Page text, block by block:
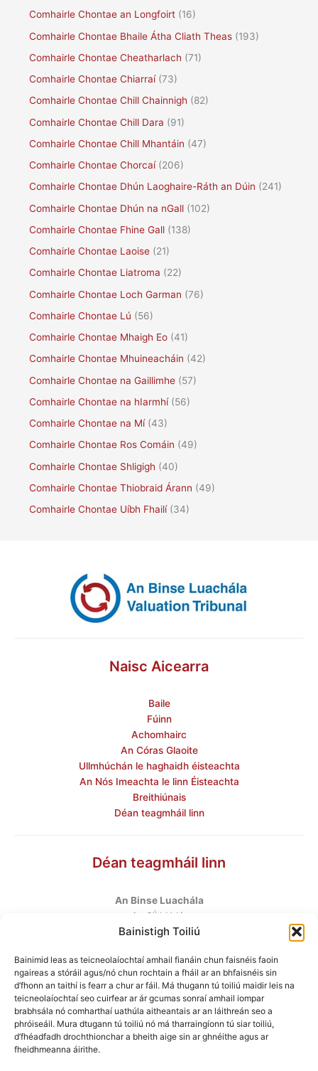
Bainistigh Toiliú
Bainimid leas as teicneolaíochtaí amhail fianáin chun faisnéis faoin
ngaireas a stóráil agus/nó chun rochtain a fháil ar an bhfaisnéis sin
d’fhonn an taithí is fearr a chur ar fáil. Má thugann tú toiliú maidir leis na
teicneolaíochtaí seo cuirfear ar ár gcumas sonraí amhail iompar
brabhsála nó comharthaí uathúla aitheantais ar an láithreán seo a
phróiseáil. Mura dtugann tú toiliú nó má tharraingíonn tú siar toiliú,
d’fhéadfadh drochthionchar a bheith aige sin ar ghnéithe agus ar
fheidhmeanna áirithe.
Comhairle Chontae an Longfoirt (16)
Comhairle Chontae Bhaile Átha Cliath Theas (193)
Comhairle Chontae Cheatharlach (71)
Comhairle Chontae Chiarraí(73)
Comhairle Chontae Chill Chainnigh (82)
Comhairle Chontae Chill Dara (91)
Comhairle Chontae Chill Mhantáin (47)
Comhairle Chontae Chorcaí(206)
Comhairle Chontae Dhún Laoghaire-Ráth an Dúin (241)
Comhairle Chontae Dhún na nGall (102)
Comhairle Chontae Fhine Gall (138)
Comhairle Chontae Laoise (21)
Comhairle Chontae Liatroma (22)
Comhairle Chontae Loch Garman (76)
Comhairle Chontae Lú (56)
Comhairle Chontae Mhaigh Eo (41)
Comhairle Chontae Mhuineacháin (42)
Comhairle Chontae na Gaillimhe (57)
Comhairle Chontae na hIarmhí(56)
Comhairle Chontae na Mí(43)
Comhairle Chontae Ros Comáin (49)
Comhairle Chontae Shligigh (40)
Comhairle Chontae Thiobraid Árann (49)
Comhairle Chontae Uíbh Fhailí(34)
Naisc Aicearra
Baile
Fúinn
Achomhairc
An Córas Glaoite
Ullmhúchán le haghaidh éisteachta
An Nós Imeachta le linn Éisteachta
Breithiúnais
Déan teagmháil linn
Déan teagmháil linn
An Binse Luachála
An 6úhUrlár
Halla Mhargadh na Feirme
Baile Átha Cliath 7
D07 AEF4
Teileafón: +353 1 6760130
Ríomhphost:info@valuationtribunal.ie